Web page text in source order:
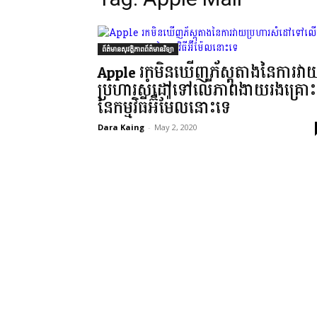
ព័ត៌មានសុវត្ថិភាពព័ត៌មានវិទ្យា
Apple រក​មិនឃើញ​ភ័ស្តុតាង​នៃ​ការវ
ប្រហារ​សំដៅ​ទៅលើ​ភាព​ងាយ​រងគ្រោះ​
នៃ​កម្មវិធី​អ៊ី​ម៉ែ​ល​នោះទេ
Dara Kaing - May 2, 2020